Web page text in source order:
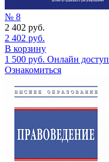
№ 8
2 402 руб.
2 402 руб.
В корзину
1 500 руб. Онлайн доступ
Ознакомиться